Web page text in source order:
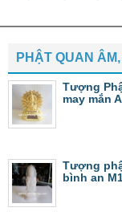
PHẬT QUAN
Tượng
may mắn
Tượng
bình an